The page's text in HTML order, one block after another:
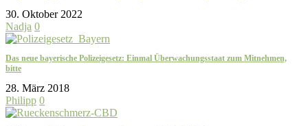
30. Oktober 2022
Nadja 0
Das neue bayerische Polizeigesetz: Einmal Überwachungsstaat zum Mitnehmen,
bitte
28. März 2018
Philipp 0